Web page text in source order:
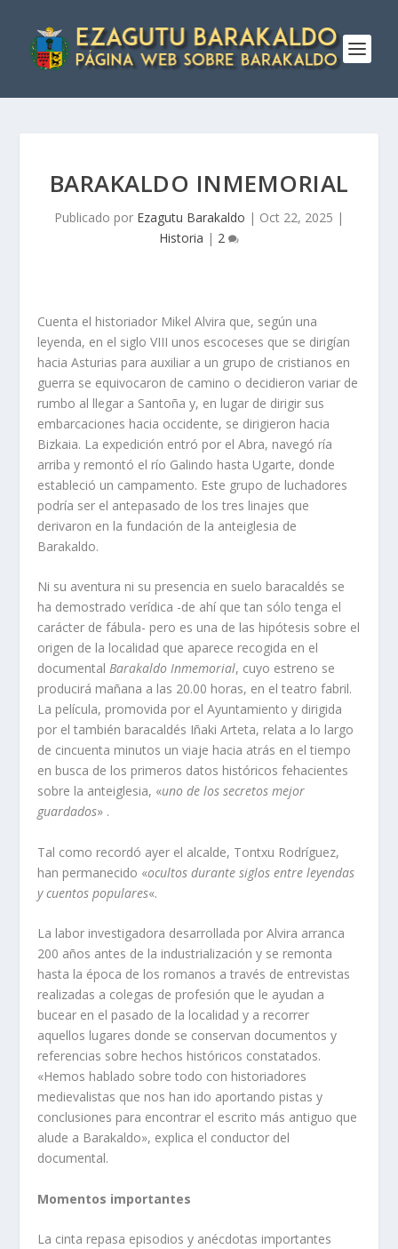
BARAKALDO INMEMORIAL
Publicado por Ezagutu Barakaldo | Oct 22, 2025 |
Historia | 2
Cuenta el historiador Mikel Alvira que, según una
leyenda, en el siglo VIII unos escoceses que se dirigí­an
hacia Asturias para auxiliar a un grupo de cristianos en
guerra se equivocaron de camino o decidieron variar de
rumbo al llegar a Santoña y, en lugar de dirigir sus
embarcaciones hacia occidente, se dirigieron hacia
Bizkaia. La expedición entró por el Abra, navegó rí­a
arriba y remontó el rí­o Galindo hasta Ugarte, donde
estableció un campamento. Este grupo de luchadores
podrí­a ser el antepasado de los tres linajes que
derivaron en la fundación de la anteiglesia de
Barakaldo.
Ni su aventura ni su presencia en suelo baracaldés se
ha demostrado verí­dica -de ahí­ que tan sólo tenga el
carácter de fábula- pero es una de las hipótesis sobre el
origen de la localidad que aparece recogida en el
documentalBarakaldo Inmemorial, cuyo estreno se
producirá mañana a las 20.00 horas, en el teatro fabril.
La pelí­cula, promovida por el Ayuntamiento y dirigida
por el también baracaldés Iñaki Arteta, relata a lo largo
de cincuenta minutos un viaje hacia atrás en el tiempo
en busca de los primeros datos históricos fehacientes
sobre la anteiglesia, «uno de los secretos mejor
guardados» .
Tal como recordó ayer el alcalde, Tontxu Rodrí­guez,
han permanecido «ocultos durante siglos entre leyendas
y cuentos populares«.
La labor investigadora desarrollada por Alvira arranca
200 años antes de la industrialización y se remonta
hasta la época de los romanos a través de entrevistas
realizadas a colegas de profesión que le ayudan a
bucear en el pasado de la localidad y a recorrer
aquellos lugares donde se conservan documentos y
referencias sobre hechos históricos constatados.
«Hemos hablado sobre todo con historiadores
medievalistas que nos han ido aportando pistas y
conclusiones para encontrar el escrito más antiguo que
alude a Barakaldo», explica el conductor del
documental.
Momentos importantes
La cinta repasa episodios y anécdotas importantes